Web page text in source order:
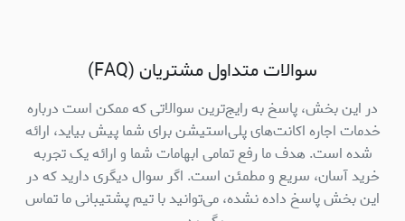
سوالات متداول مشتریان (FAQ)
در این بخش، پاسخ به رایج‌ترین سوالاتی که ممکن است درباره
خدمات اجاره اکانت‌های پلی‌استیشن برای شما پیش بیاید، ارائه
شده است. هدف ما رفع تمامی ابهامات شما و ارائه یک تجربه
خرید آسان، سریع و مطمئن است. اگر سوال دیگری دارید که در
این بخش پاسخ داده نشده، می‌توانید با تیم پشتیبانی ما تماس